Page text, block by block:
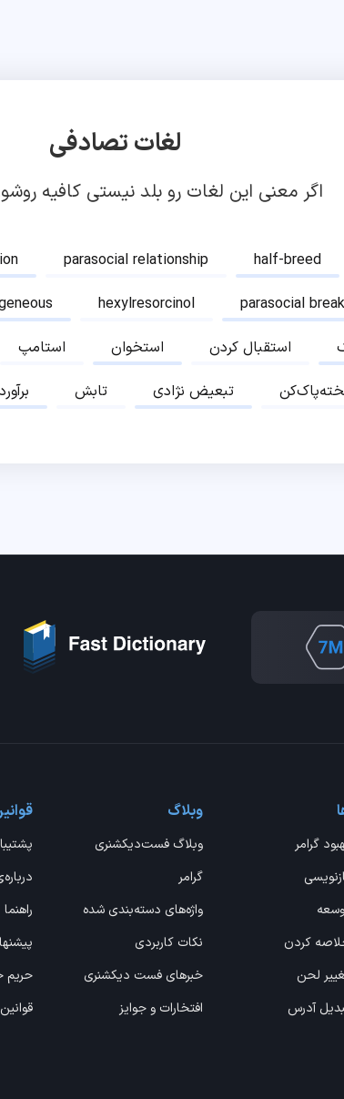
لغات تصادفی
اگر معنی این لغات رو بلد نیستی کافیه
parasocial relationship half-breed
hexylresorcinol parasocial
استامپ استخوان استقبال کردن
تابش تبعیض نژادی
گرامر
خلاصه کردن
لحن
آدرس
وبلاگ
وبلاگ فست‌دیکشنری
گرامر
واژه‌های دسته‌بندی شده
نکات کاربردی
خبرهای فست دیکشنری
افتخارات و جوایز
راهنما